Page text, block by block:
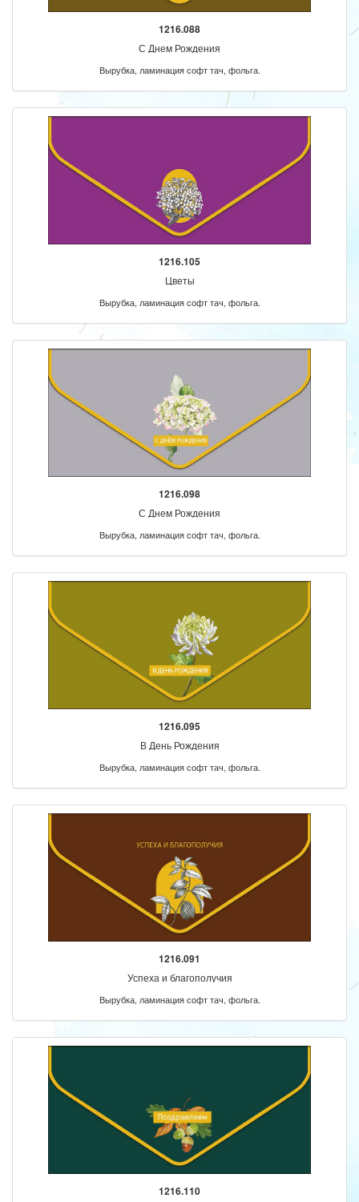
1216.088
С Днем Рождения
Вырубка, ламинация софт тач, фольга.
1216.105
Цветы
Вырубка, ламинация софт тач, фольга.
1216.098
С Днем Рождения
Вырубка, ламинация софт тач, фольга.
1216.095
В День Рождения
Вырубка, ламинация софт тач, фольга.
1216.091
Успеха и благополучия
Вырубка, ламинация софт тач, фольга.
1216.110